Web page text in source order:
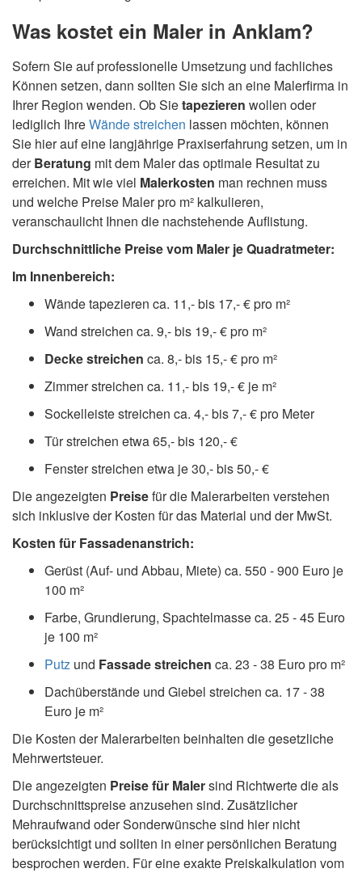
Was kostet ein Maler in Anklam?
Sofern Sie auf professionelle Umsetzung und fachliches
Können setzen, dann sollten Sie sich an eine Malerfirma in
Ihrer Region wenden. Ob Sietapezieren wollen oder
lediglich IhreWände streichen lassen möchten, können
Sie hier auf eine langjährige Praxiserfahrung setzen, um in
derBeratung mit dem Maler das optimale Resultat zu
erreichen. Mit wie viel Malerkosten man rechnen muss
und welche Preise Maler pro m² kalkulieren,
veranschaulicht Ihnen die nachstehende Auflistung.
Durchschnittliche Preise vom Maler je Quadratmeter:
Im Innenbereich:
Wände tapezieren ca. 11,- bis 17,- € pro m²
Wand streichen ca. 9,- bis 19,- € pro m²
Decke streichen ca. 8,- bis 15,- € pro m²
Zimmer streichen ca. 11,- bis 19,- € je m²
Sockelleiste streichen ca. 4,- bis 7,- € pro Meter
Tür streichen etwa 65,- bis 120,- €
Fenster streichen etwa je 30,- bis 50,- €
Die angezeigten Preisefür die Malerarbeiten verstehen
sich inklusive der Kosten für das Material und der MwSt.
Kosten für Fassadenanstrich:
Gerüst (Auf- und Abbau, Miete) ca. 550 - 900 Euro je
100 m²
Farbe, Grundierung, Spachtelmasse ca. 25 - 45 Euro
je 100 m²
Putz und Fassade streichen ca. 23 - 38 Euro pro m²
Dachüberstände und Giebel streichen ca. 17 - 38
Euro je m²
Die Kosten der Malerarbeiten beinhalten die gesetzliche
Mehrwertsteuer.
Die angezeigten Preise für Malersind Richtwerte die als
Durchschnittspreise anzusehen sind. Zusätzlicher
Mehraufwand oder Sonderwünsche sind hier nicht
berücksichtigt und sollten in einer persönlichen Beratung
besprochen werden. Für eine exakte Preiskalkulation vom